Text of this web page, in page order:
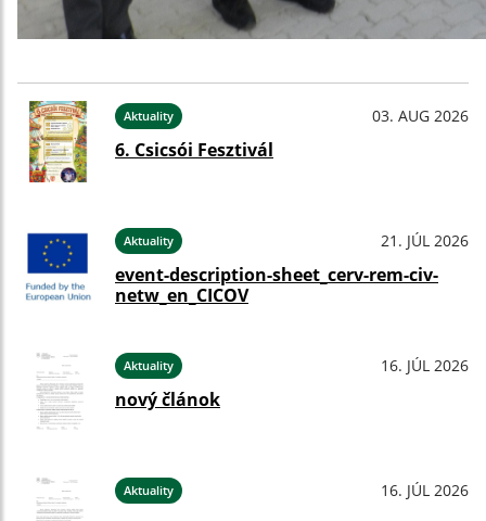
Aktuality 03. AUG 2026
6. Csicsói Fesztivál
Aktuality 21. JÚL 2026
event-description-sheet_cerv-rem-civ-
netw_en_CICOV
Aktuality 16. JÚL 2026
nový článok
Aktuality 16. JÚL 2026